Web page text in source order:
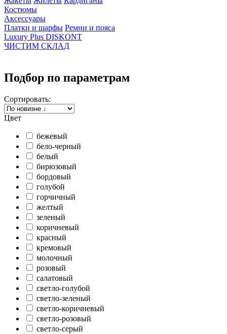
Костюмы
Аксессуары
Платки и шарфы Ремни и пояса
Luxury Plus DISKONT
ЧИСТИМ СКЛАД
Подбор по параметрам
Сортировать:
Цвет
бежевый
бело-черный
белый
бирюзовый
бордовый
голубой
горчичный
желтый
зеленый
коричневый
красный
кремовый
молочный
розовый
салатовый
светло-голубой
светло-зеленый
светло-коричневый
светло-розовый
светло-серый